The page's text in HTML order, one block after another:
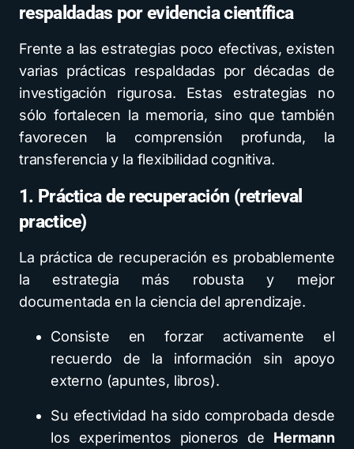
respaldadas por evidencia científica
Frente a las estrategias poco efectivas, existen
varias prácticas respaldadas por décadas de
investigación rigurosa. Estas estrategias no
sólo fortalecen la memoria, sino que también
favorecen la comprensión profunda, la
transferencia y la flexibilidad cognitiva.
1. Práctica de recuperación (retrieval
practice)
La práctica de recuperación es probablemente
la estrategia más robusta y mejor
documentada en la ciencia del aprendizaje.
Consiste en forzar activamente el
recuerdo de la información sin apoyo
externo (apuntes, libros).
Su efectividad ha sido comprobada desde
los experimentos pioneros de Hermann